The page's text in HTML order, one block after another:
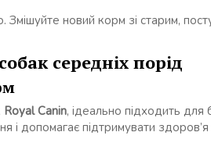
Змішуйте новий корм зі старим,
середніх порід
Royal Canin, ідеально підходить для
і допомагає підтримувати здоров’я